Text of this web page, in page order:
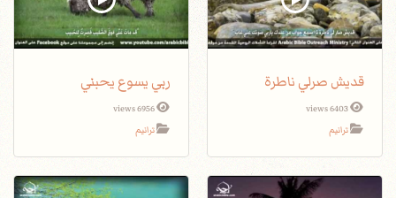
قديش صرلي ناطرة
6403 views
ترانيم
ربي يسوع يحبني
6956 views
ترانيم